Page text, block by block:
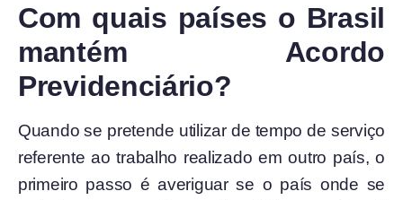
Com quais países o Brasil
mantém Acordo
Previdenciário?
Quando se pretende utilizar de tempo de serviço
referente ao trabalho realizado em outro país, o
primeiro passo é averiguar se o país onde se